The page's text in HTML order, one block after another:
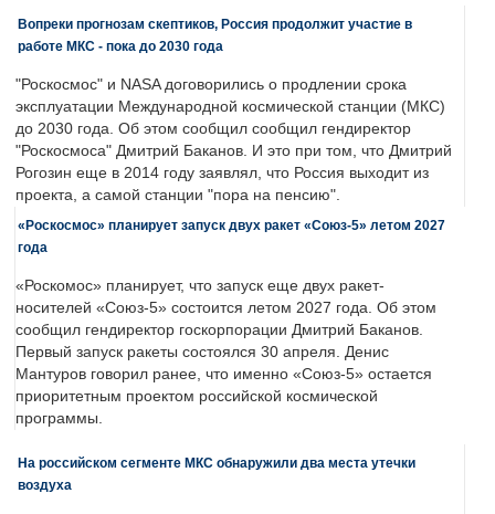
Вопреки прогнозам скептиков, Россия продолжит участие в
работе МКС - пока до 2030 года
"Роскосмос" и NASA договорились о продлении срока
эксплуатации Международной космической станции (МКС)
до 2030 года. Об этом сообщил сообщил гендиректор
"Роскосмоса" Дмитрий Баканов. И это при том, что Дмитрий
Рогозин еще в 2014 году заявлял, что Россия выходит из
проекта, а самой станции "пора на пенсию".
«Роскосмос» планирует запуск двух ракет «Союз-5» летом 2027
года
«Роскомос» планирует, что запуск еще двух ракет-
носителей «Союз-5» состоится летом 2027 года. Об этом
сообщил гендиректор госкорпорации Дмитрий Баканов.
Первый запуск ракеты состоялся 30 апреля. Денис
Мантуров говорил ранее, что именно «Союз-5» остается
приоритетным проектом российской космической
программы.
На российском сегменте МКС обнаружили два места утечки
воздуха